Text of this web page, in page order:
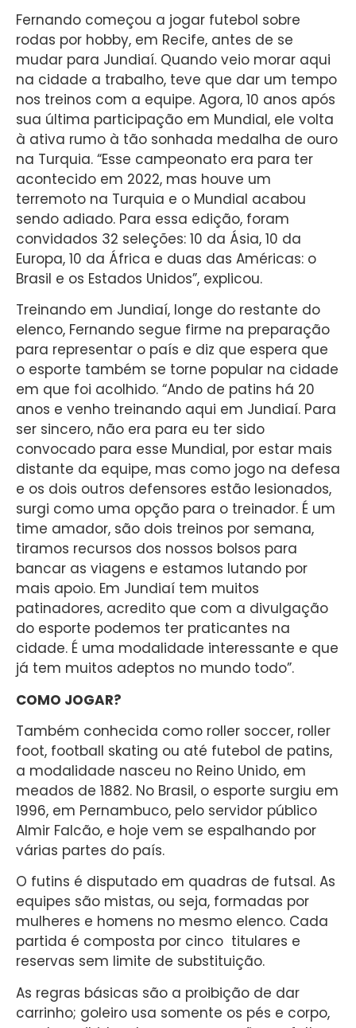
Fernando começou a jogar futebol sobre
rodas por hobby, em Recife, antes de se
mudar para Jundiaí. Quando veio morar aqui
na cidade a trabalho, teve que dar um tempo
nos treinos com a equipe. Agora, 10 anos após
sua última participação em Mundial, ele volta
à ativa rumo à tão sonhada medalha de ouro
na Turquia. “Esse campeonato era para ter
acontecido em 2022, mas houve um
terremoto na Turquia e o Mundial acabou
sendo adiado. Para essa edição, foram
convidados 32 seleções: 10 da Ásia, 10 da
Europa, 10 da África e duas das Américas: o
Brasil e os Estados Unidos”, explicou.
Treinando em Jundiaí, longe do restante do
elenco, Fernando segue firme na preparação
para representar o país e diz que espera que
o esporte também se torne popular na cidade
em que foi acolhido. “Ando de patins há 20
anos e venho treinando aqui em Jundiaí. Para
ser sincero, não era para eu ter sido
convocado para esse Mundial, por estar mais
distante da equipe, mas como jogo na defesa
e os dois outros defensores estão lesionados,
surgi como uma opção para o treinador. É um
time amador, são dois treinos por semana,
tiramos recursos dos nossos bolsos para
bancar as viagens e estamos lutando por
mais apoio. Em Jundiaí tem muitos
patinadores, acredito que com a divulgação
do esporte podemos ter praticantes na
cidade. É uma modalidade interessante e que
já tem muitos adeptos no mundo todo”.
COMO JOGAR?
Também conhecida como roller soccer, roller
foot, football skating ou até futebol de patins,
a modalidade nasceu no Reino Unido, em
meados de 1882. No Brasil, o esporte surgiu em
1996, em Pernambuco, pelo servidor público
Almir Falcão, e hoje vem se espalhando por
várias partes do país.
O futins é disputado em quadras de futsal. As
equipes são mistas, ou seja, formadas por
mulheres e homens no mesmo elenco. Cada
partida é composta por cinco titulares e
reservas sem limite de substituição.
As regras básicas são a proibição de dar
carrinho; goleiro usa somente os pés e corpo,